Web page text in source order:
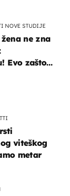
NOVE STUDIJE
ne zna
Evo zašto
viteškog
metar